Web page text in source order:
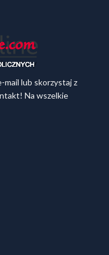
mail lub skorzystaj z
Na wszelkie